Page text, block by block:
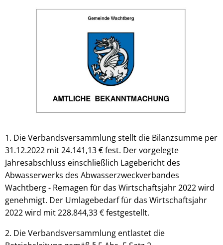
1. Die Verbandsversammlung stellt die Bilanzsumme per
31.12.2022 mit 24.141,13 € fest. Der vorgelegte
Jahresabschluss einschließlich Lagebericht des
Abwasserwerks des Abwasserzweckverbandes
Wachtberg - Remagen für das Wirtschaftsjahr 2022 wird
genehmigt. Der Umlagebedarf für das Wirtschaftsjahr
2022 wird mit 228.844,33 € festgestellt.
2. Die Verbandsversammlung entlastet die